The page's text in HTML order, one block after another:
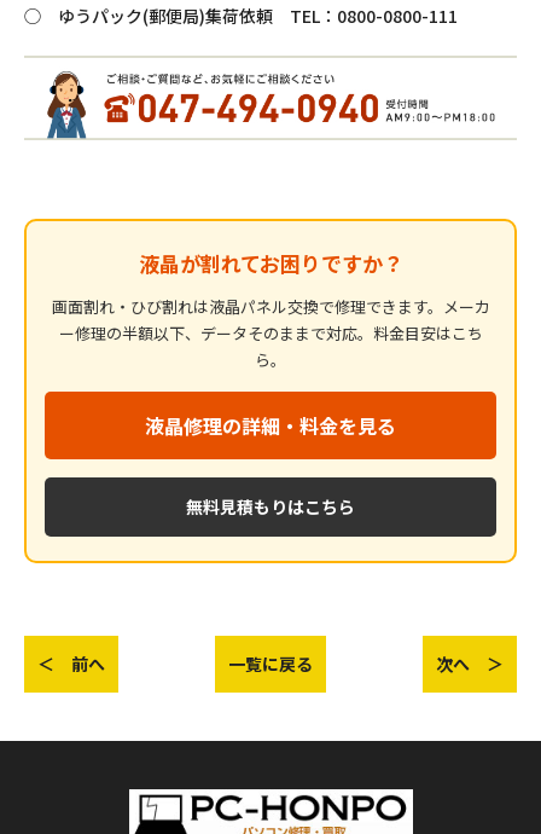
◯ ゆうパック(郵便局)集荷依頼 TEL：0800-0800-111
液晶が割れてお困りですか？
画面割れ・ひび割れは液晶パネル交換で修理できます。メーカ
ー修理の半額以下、データそのままで対応。料金目安はこち
ら。
液晶修理の詳細・料金を見る
無料見積もりはこちら
＜ 前へ 一覧に戻る 次へ ＞